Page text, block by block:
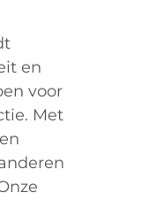
en
voor
Met